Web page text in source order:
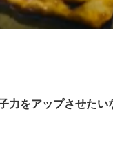
力をアップさせたい